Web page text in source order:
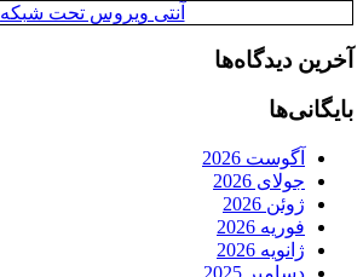
آنتی ویروس تحت شبکه
آخرین دیدگاه‌ها
بایگانی‌ها
آگوست 2026
جولای 2026
ژوئن 2026
فوریه 2026
ژانویه 2026
دسامبر 2025